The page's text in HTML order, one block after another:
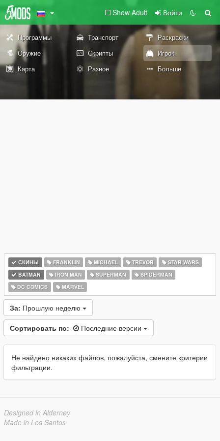
Show Adult Войти
Программы Транспорт
Раскраски
Оружие
Скрипты
Игрок
Карта
Разное Больше
СКИНЫ FRANKLIN MICHAEL TREVOR
STAR WARS
BATMAN
IRON MAN SUPERMAN
SPIDERMAN
DC COMICS
MARVEL
За: Прошлую неделю
Сортировать по: Последние версии
Не найдено никаких файлов, пожалуйста, смените критерии
фильтрации.
Designed in Alderney
Made in Los Santos